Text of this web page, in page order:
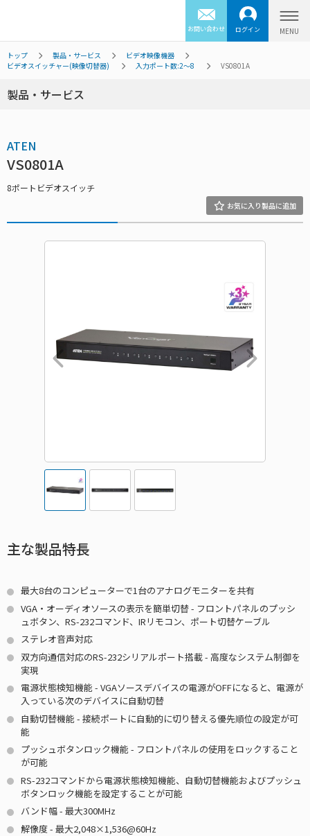
お問い合わせ ログイン
トップ 製品・サービス
ビデオ映像機器
ビデオスイッチャー(映像切替器)
入力ポート数:2～8 VS0801A
製品・サービス
ATEN
VS0801A
8ポートビデオスイッチ
主な製品特長
最大8台のコンピューターで1台のアナログモニターを共有
VGA・オーディオソースの表示を簡単切替 - フロントパネルのプッシ
ュボタン、RS-232コマンド、IRリモコン、ポート切替ケーブル
ステレオ音声対応
双方向通信対応のRS-232シリアルポート搭載 - 高度なシステム制御を
実現
電源状態検知機能 - VGAソースデバイスの電源がOFFになると、電源が
入っている次のデバイスに自動切替
自動切替機能 - 接続ポートに自動的に切り替える優先順位の設定が可
能
プッシュボタンロック機能 - フロントパネルの使用をロックすること
が可能
RS-232コマンドから電源状態検知機能、自動切替機能およびプッシュ
ボタンロック機能を設定することが可能
バンド幅 - 最大300MHz
解像度 - 最大2,048×1,536@60Hz